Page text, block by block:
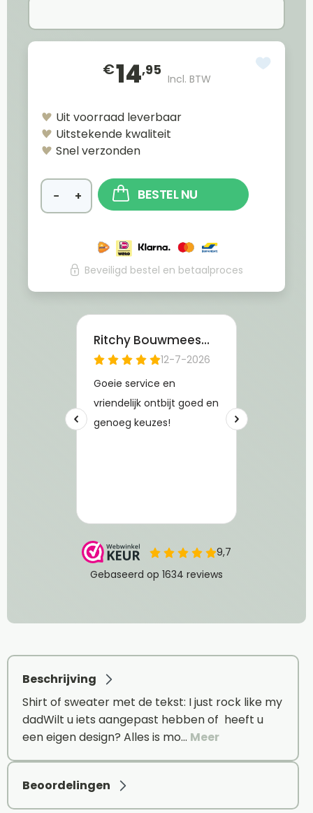
€14,95
Incl. BTW
Uit voorraad leverbaar
Uitstekende kwaliteit
Snel verzonden
− + BESTEL NU
Beveiligd bestel en betaalproces
Beschrijving
Shirt of sweater met de tekst: I just rock like my
dadWilt u iets aangepast hebben of heeft u
een eigen design? Alles is mo… Meer
Beoordelingen